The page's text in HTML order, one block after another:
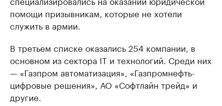
помощи призывникам, которые не хотели
служить в армии.
В третьем списке оказались 254 компании, в
основном из сектора IT и технологий. Среди них
— «Газпром автоматизация», «Газпромнефть-
цифровые решения», АО «Софтлайн трейд» и
другие.